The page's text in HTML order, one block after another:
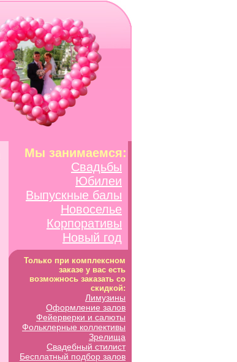
Мы занимаемся:
Свадьбы
Юбилеи
Выпускные балы
Новоселье
Корпоративы
Новый год
Только при комплексном
заказе у вас есть
возможнось заказать со
скидкой:
Лимузины
Оформление залов
Фейерверки и салюты
Фольклерные коллективы
Зрелища
Свадебный стилист
Бесплатный подбор залов